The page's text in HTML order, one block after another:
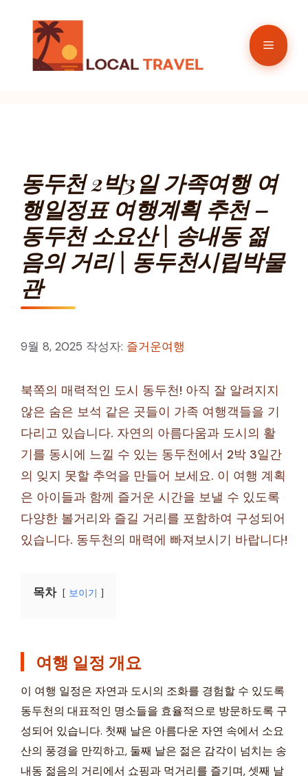
메
동두천 2박3일 가족여행 여
행일정표 여행계획 추천 –
동두천 소요산 | 송내동 젊
음의 거리 | 동두천시립박물
관
9월 8, 2025 작성자: 즐거운여행
북쪽의 매력적인 도시 동두천! 아직 잘 알려지지
않은 숨은 보석 같은 곳들이 가족 여행객들을 기
다리고 있습니다. 자연의 아름다움과 도시의 활
기를 동시에 느낄 수 있는 동두천에서 2박 3일간
의 잊지 못할 추억을 만들어 보세요. 이 여행 계획
은 아이들과 함께 즐거운 시간을 보낼 수 있도록
다양한 볼거리와 즐길 거리를 포함하여 구성되어
있습니다. 동두천의 매력에 빠져보시기 바랍니다!
목차 보이기
여행 일정 개요
이 여행 일정은 자연과 도시의 조화를 경험할 수 있도록
동두천의 대표적인 명소들을 효율적으로 방문하도록 구
성되어 있습니다. 첫째 날은 아름다운 자연 속에서 소요
산의 풍경을 만끽하고, 둘째 날은 젊은 감각이 넘치는 송
내동 젊음의 거리에서 쇼핑과 먹거리를 즐기며, 셋째 날